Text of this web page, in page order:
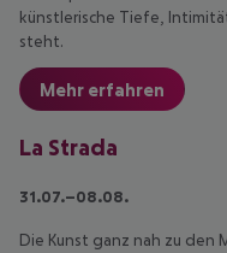
künstlerische Tiefe,
steht.
Mehr erfahren
La Strada
31.07.–08.08.
Die Kunst ganz nah zu den